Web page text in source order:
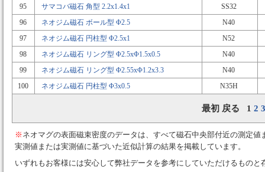
95
サマコバ磁石 角型 2.2x1.4x1
SS32
96
ネオジム磁石 ボール型 Φ2.5
N40
97
ネオジム磁石 円柱型 Φ2.5x1
N52
98
ネオジム磁石 リング型 Φ2.5xΦ1.5x0.5
N40
99
ネオジム磁石 リング型 Φ2.55xΦ1.2x3.3
N40
100
ネオジム磁石 円柱型 Φ3x0.5 N35H
最初 戻る 1 2 3
※ ネオマグの表面磁束密度のデータは、すべて磁石中央部付近の測定
実測値または実測値に基づいた近似計算の結果を掲載しています。
いずれもお客様には安心して弊社データを参考にしていただけるものと